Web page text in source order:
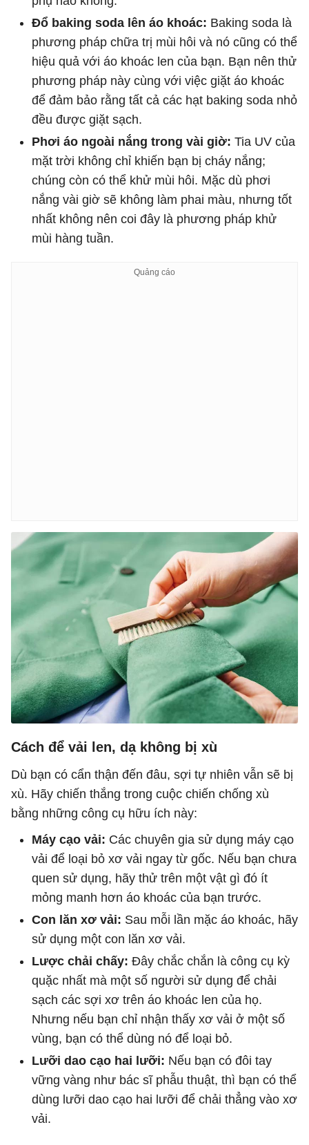
Đổ baking soda lên áo khoác: Baking soda là
phương pháp chữa trị mùi hôi và nó cũng có thể
hiệu quả với áo khoác len của bạn. Bạn nên thử
phương pháp này cùng với việc giặt áo khoác
để đảm bảo rằng tất cả các hạt baking soda nhỏ
đều được giặt sạch.
Phơi áo ngoài nắng trong vài giờ: Tia UV của
mặt trời không chỉ khiến bạn bị cháy nắng;
chúng còn có thể khử mùi hôi. Mặc dù phơi
nắng vài giờ sẽ không làm phai màu, nhưng tốt
nhất không nên coi đây là phương pháp khử
mùi hàng tuần.
Cách để vải len, dạ không bị xù
Dù bạn có cẩn thận đến đâu, sợi tự nhiên vẫn sẽ bị
xù. Hãy chiến thắng trong cuộc chiến chống xù
bằng những công cụ hữu ích này:
Máy cạo vải: Các chuyên gia sử dụng máy cạo
vải để loại bỏ xơ vải ngay từ gốc. Nếu bạn chưa
quen sử dụng, hãy thử trên một vật gì đó ít
mỏng manh hơn áo khoác của bạn trước.
Con lăn xơ vải: Sau mỗi lần mặc áo khoác, hãy
sử dụng một con lăn xơ vải.
Lược chải chấy: Đây chắc chắn là công cụ kỳ
quặc nhất mà một số người sử dụng để chải
sạch các sợi xơ trên áo khoác len của họ.
Nhưng nếu bạn chỉ nhận thấy xơ vải ở một số
vùng, bạn có thể dùng nó để loại bỏ.
Lưỡi dao cạo hai lưỡi: Nếu bạn có đôi tay
vững vàng như bác sĩ phẫu thuật, thì bạn có thể
dùng lưỡi dao cạo hai lưỡi để chải thẳng vào xơ
vải.